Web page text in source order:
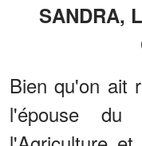
SANDRA,
Bien qu'on ait
l'épouse du